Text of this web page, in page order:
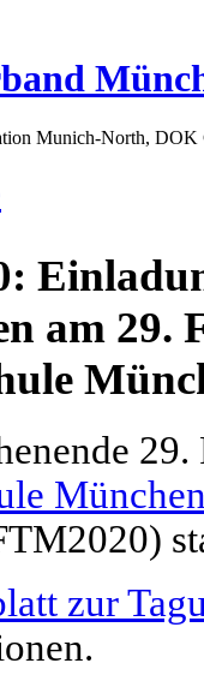
Munich-North,
am 29.
zur